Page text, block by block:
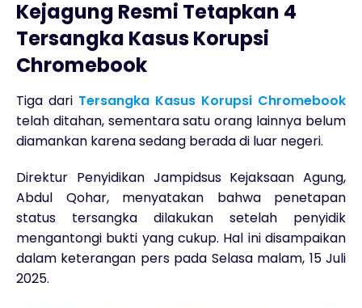
Kejagung Resmi Tetapkan 4
Tersangka Kasus Korupsi
Chromebook
Tiga dari Tersangka Kasus Korupsi Chromebook
telah ditahan, sementara satu orang lainnya belum
diamankan karena sedang berada di luar negeri.
Direktur Penyidikan Jampidsus Kejaksaan Agung,
Abdul Qohar, menyatakan bahwa penetapan
status tersangka dilakukan setelah penyidik
mengantongi bukti yang cukup. Hal ini disampaikan
dalam keterangan pers pada Selasa malam, 15 Juli
2025.